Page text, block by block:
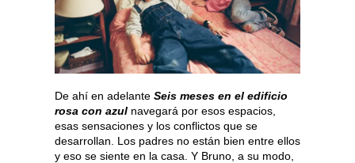
De ahí en adelante Seis meses en el edificio
rosa con azul navegará por esos espacios,
esas sensaciones y los conflictos que se
desarrollan. Los padres no están bien entre ellos
y eso se siente en la casa. Y Bruno, a su modo,